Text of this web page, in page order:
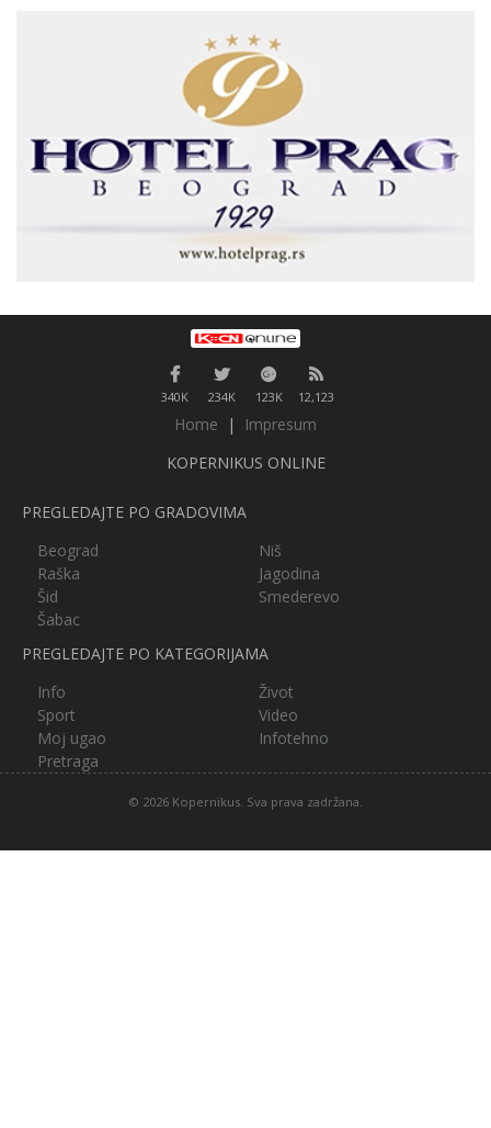
340K 234K 123K 12,123
Home |
Impresum
KOPERNIKUS ONLINE
PREGLEDAJTE PO GRADOVIMA
Beograd
Niš
Raška
Jagodina
Šid
Smederevo
Šabac
PREGLEDAJTE PO KATEGORIJAMA
Info
Život
Sport
Video
Moj ugao
Infotehno
Pretraga
© 2026 Kopernikus. Sva prava zadržana.